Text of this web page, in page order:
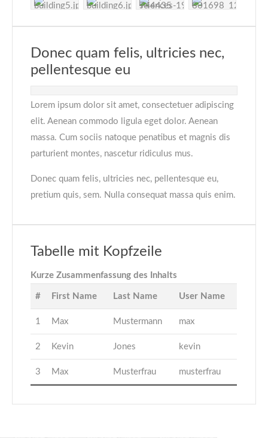
Donec quam felis, ultricies nec,
pellentesque eu
Lorem ipsum dolor sit amet, consectetuer adipiscing
elit. Aenean commodo ligula eget dolor. Aenean
massa. Cum sociis natoque penatibus et magnis dis
parturient montes, nascetur ridiculus mus.
Donec quam felis, ultricies nec, pellentesque eu,
pretium quis, sem. Nulla consequat massa quis enim.
Tabelle mit Kopfzeile
Kurze Zusammenfassung des Inhalts
# First Name Last Name User Name
1 Max Mustermann max
2 Kevin Jones kevin
3 Max Musterfrau musterfrau